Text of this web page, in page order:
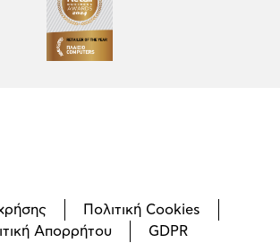
Πολιτική Cookies
Απορρήτου
GDPR